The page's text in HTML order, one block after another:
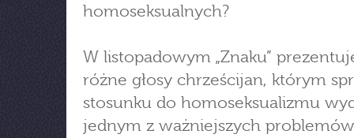
homoseksualnych?
W listopadowym „Znaku”
różne głosy chrześcijan, którym
stosunku do homoseksualizmu
jednym z ważniejszych